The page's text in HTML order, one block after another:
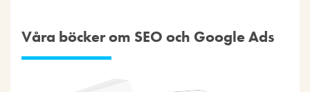
Våra böcker om SEO och Google Ads